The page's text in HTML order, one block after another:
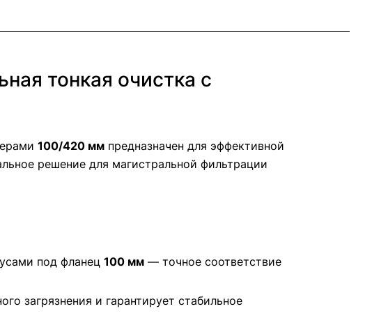
тонкая очистка с
100/420 мм предназначен для эффективной
решение для магистральной фильтрации
под фланец 100 мм — точное соответствие
загрязнения и гарантирует стабильное